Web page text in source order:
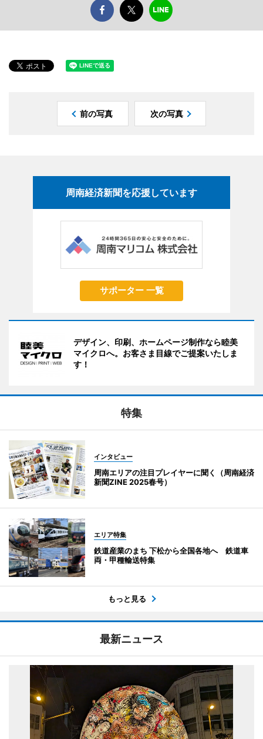
前の写真 次の写真
周南経済新聞を応援しています
サポーター 一覧
デザイン、印刷、ホームページ制作なら睦美
マイクロへ。お客さま目線でご提案いたしま
す！
特集
インタビュー
周南エリアの注目プレイヤーに聞く（周南経済
新聞ZINE 2025春号）
エリア特集
鉄道産業のまち 下松から全国各地へ 鉄道車
両・甲種輸送特集
もっと見る
最新ニュース